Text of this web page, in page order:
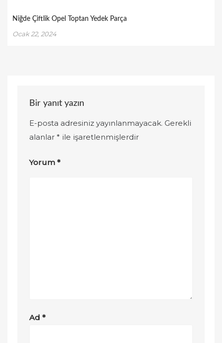
Niğde Çiftlik Opel Toptan Yedek Parça
Ocak 22, 2024
Bir yanıt yazın
E-posta adresiniz yayınlanmayacak. Gerekli
alanlar* ile işaretlenmişlerdir
Yorum*
Ad*